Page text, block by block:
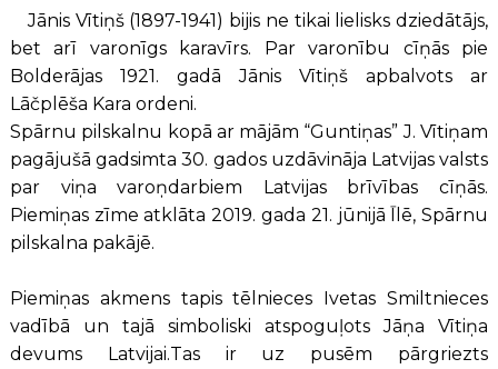
Jānis Vītiņš (1897-1941) bijis ne tikai lielisks dziedātājs,
bet arī varonīgs karavīrs. Par varonību cīņās pie
Bolderājas 1921. gadā Jānis Vītiņš apbalvots ar
Lāčplēša Kara ordeni.
Spārnu pilskalnu kopā ar mājām “Guntiņas” J. Vītiņam
pagājušā gadsimta 30. gados uzdāvināja Latvijas valsts
par viņa varoņdarbiem Latvijas brīvības cīņās.
Piemiņas zīme atklāta 2019. gada 21. jūnijā Īlē, Spārnu
pilskalna pakājē.
Piemiņas akmens tapis tēlnieces Ivetas Smiltnieces
vadībā un tajā simboliski atspoguļots Jāņa Vītiņa
devums Latvijai.Tas ir uz pusēm pārgriezts